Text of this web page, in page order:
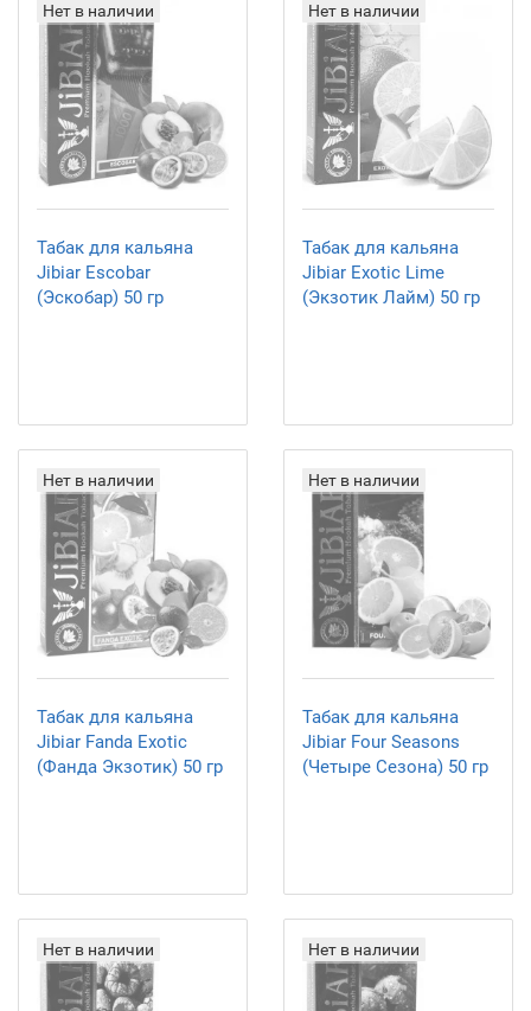
Нет в наличии
Табак для кальяна
Jibiar Escobar
(Эскобар) 50 гр
Нет в наличии
Табак для кальяна
Jibiar Exotic Lime
(Экзотик Лайм) 50 гр
Нет в наличии
Табак для кальяна
Jibiar Fanda Exotic
(Фанда Экзотик) 50 гр
Нет в наличии
Табак для кальяна
Jibiar Four Seasons
(Четыре Сезона) 50 гр
Нет в наличии Нет в наличии